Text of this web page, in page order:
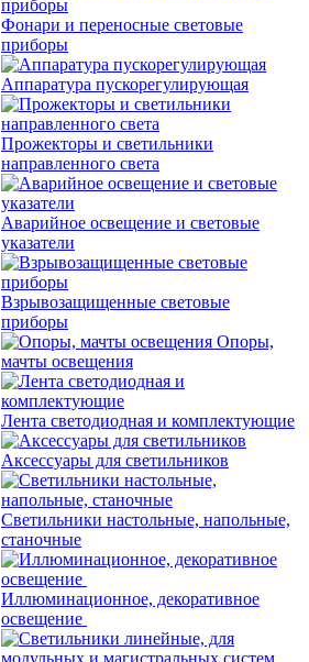
Фонари и переносные световые
приборы
Аппаратура пускорегулирующая
Прожекторы и светильники
направленного света
Аварийное освещение и световые
указатели
Взрывозащищенные световые
приборы
Опоры,
мачты освещения
Лента светодиодная и комплектующие
Аксессуары для светильников
Светильники настольные, напольные,
станочные
Иллюминационное, декоративное
освещение